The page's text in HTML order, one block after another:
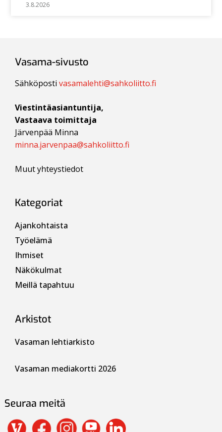
3.8.2026
Vasama-sivusto
Sähköpostivasamalehti@sahkoliitto.fi
Viestintäasiantuntija,
Vastaava toimittaja
Järvenpää Minna
minna.jarvenpaa@sahkoliitto.fi
Muut yhteystiedot
Kategoriat
Ajankohtaista
Työelämä
Ihmiset
Näkökulmat
Meillä tapahtuu
Arkistot
Vasaman lehtiarkisto
Vasaman mediakortti 2026
Seuraa meitä